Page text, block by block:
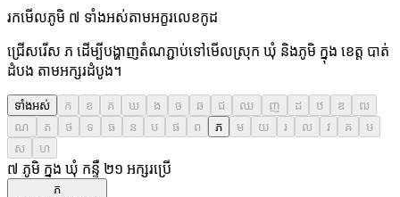
រកមើលភូមិ ៧ ទាំងអស់តាមអក្ខរលេខកូដ
ជ្រើសរើស ភ ដើម្បីបង្ហាញតំណភ្ជាប់ទៅមើលស្រុក ឃុំ និងភូមិ ក្នុង ខេត្ត បាត់
ដំបង តាមអក្សរដំបូង។
ទាំងអស់ ក ខ គ ឃ ង ច ឆ ជ ឈ ញ ដ ឋ ឌ
ឍ
ណ
ត ថ ទ ធ ន ប ផ ព ភ ម យ រ ល វ ឝ
ឞ
ស
ហ
៧ ភូមិ ក្នុង ឃុំ កន្ទឺ ២១ អក្សរប្រើ
ភ